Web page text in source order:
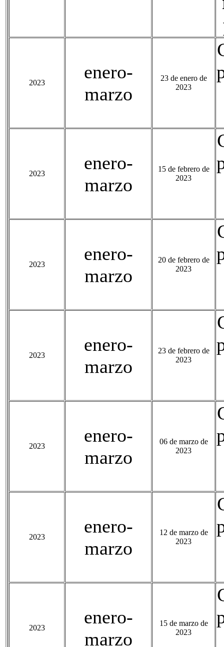
2023
enero-
marzo
23 de enero de
2023
2023
enero-
marzo
15 de febrero de
2023
2023
enero-
marzo
20 de febrero de
2023
2023
enero-
marzo
23 de febrero de
2023
2023
enero-
marzo
06 de marzo de
2023
2023
enero-
marzo
12 de marzo de
2023
2023
enero-
marzo
15 de marzo de
2023